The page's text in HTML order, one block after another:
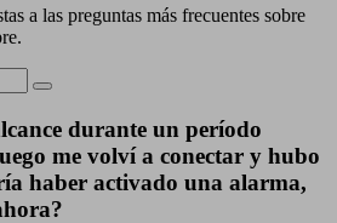
a las preguntas más frecuentes sobre
durante un período
me volví a conectar y hubo
haber activado una alarma,